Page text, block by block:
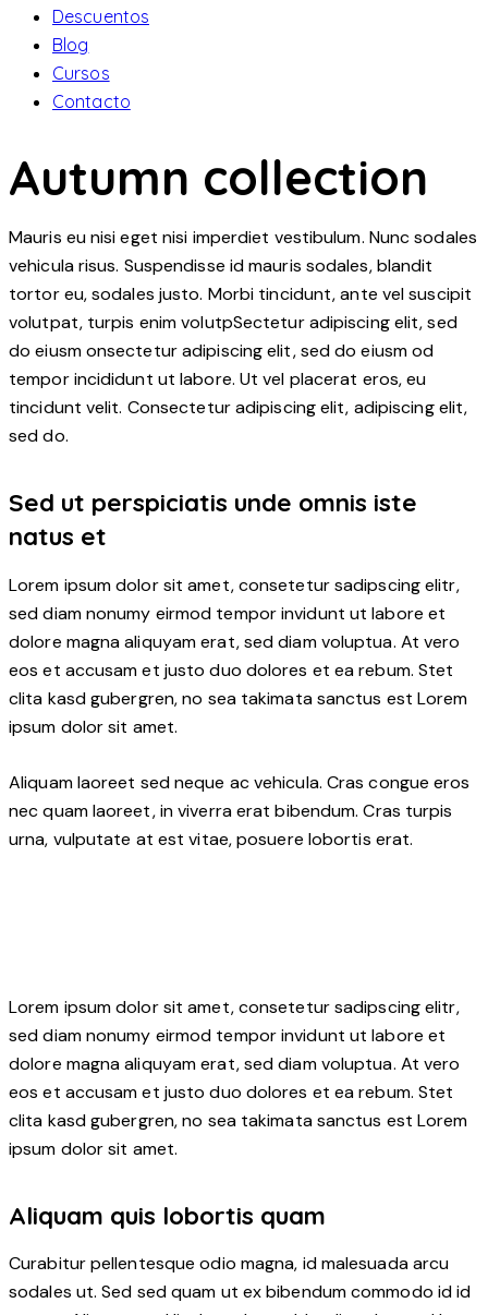
Descuentos
Blog
Cursos
Contacto
Autumn collection
Mauris eu nisi eget nisi imperdiet vestibulum. Nunc sodales
vehicula risus. Suspendisse id mauris sodales, blandit
tortor eu, sodales justo. Morbi tincidunt, ante vel suscipit
volutpat, turpis enim volutpSectetur adipiscing elit, sed
do eiusm onsectetur adipiscing elit, sed do eiusm od
tempor incididunt ut labore. Ut vel placerat eros, eu
tincidunt velit. Consectetur adipiscing elit, adipiscing elit,
sed do.
Sed ut perspiciatis unde omnis iste
natus et
Lorem ipsum dolor sit amet, consetetur sadipscing elitr,
sed diam nonumy eirmod tempor invidunt ut labore et
dolore magna aliquyam erat, sed diam voluptua. At vero
eos et accusam et justo duo dolores et ea rebum. Stet
clita kasd gubergren, no sea takimata sanctus est Lorem
ipsum dolor sit amet.
Aliquam laoreet sed neque ac vehicula. Cras congue eros
nec quam laoreet, in viverra erat bibendum. Cras turpis
urna, vulputate at est vitae, posuere lobortis erat.
Lorem ipsum dolor sit amet, consetetur sadipscing elitr,
sed diam nonumy eirmod tempor invidunt ut labore et
dolore magna aliquyam erat, sed diam voluptua. At vero
eos et accusam et justo duo dolores et ea rebum. Stet
clita kasd gubergren, no sea takimata sanctus est Lorem
ipsum dolor sit amet.
Aliquam quis lobortis quam
Curabitur pellentesque odio magna, id malesuada arcu
sodales ut. Sed sed quam ut ex bibendum commodo id id